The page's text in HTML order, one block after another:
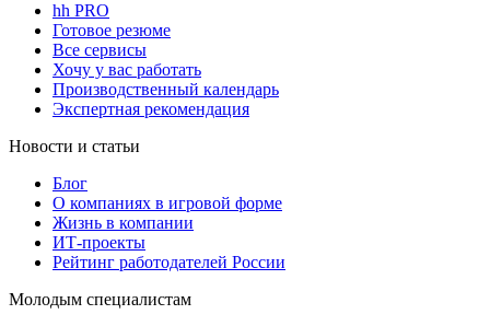
hh PRO
Готовое резюме
Все сервисы
Хочу у вас работать
Производственный календарь
Экспертная рекомендация
Новости и статьи
Блог
О компаниях в игровой форме
Жизнь в компании
ИТ-проекты
Рейтинг работодателей России
Молодым специалистам